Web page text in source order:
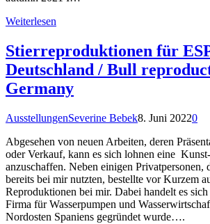
Weiterlesen
Stierreproduktionen für
Deutschland / Bull
Germany
AusstellungenSeverine Bebek8. Juni 20220
Abgesehen von neuen Arbeiten, deren
oder Verkauf, kann es sich lohnen eine
anzuschaffen. Neben einigen Privatpersonen,
bereits bei mir nutzten, bestellte vor Kurzem
Reproduktionen bei mir. Dabei handelt es
Firma für Wasserpumpen und
Nordosten Spaniens gegründet wurde….